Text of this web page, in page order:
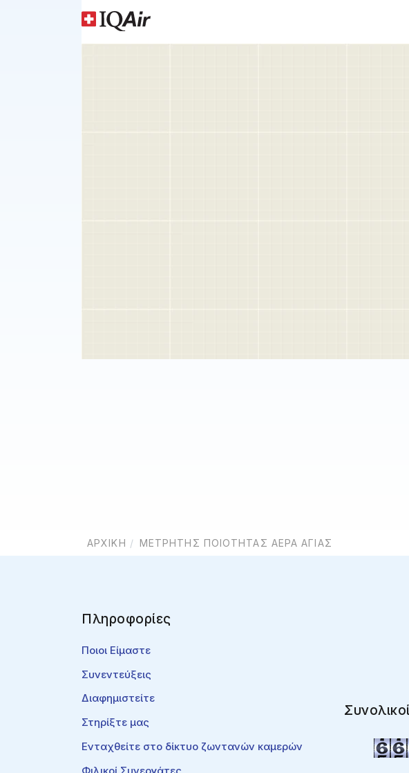
ΑΡΧΙΚΉ ΜΕΤΡΗΤΉΣ ΠΟΙΌΤΗΤΑΣ ΑΈΡΑ ΑΓΙΆΣ
Πληροφορίες
Ποιοι Είμαστε
Συνεντεύξεις
Διαφημιστείτε
Στηρίξτε μας
Ενταχθείτε στο δίκτυο ζωντανών καμερών